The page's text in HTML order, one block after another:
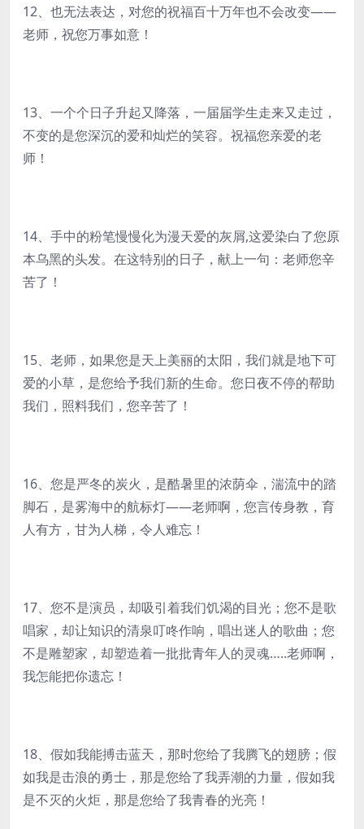
12、也无法表达，对您的祝福百十万年也不会改变――
老师，祝您万事如意！
13、一个个日子升起又降落，一届届学生走来又走过，
不变的是您深沉的爱和灿烂的笑容。祝福您亲爱的老
师！
14、手中的粉笔慢慢化为漫天爱的灰屑,这爱染白了您原
本乌黑的头发。在这特别的日子，献上一句：老师您辛
苦了！
15、老师，如果您是天上美丽的太阳，我们就是地下可
爱的小草，是您给予我们新的生命。您日夜不停的帮助
我们，照料我们，您辛苦了！
16、您是严冬的炭火，是酷暑里的浓荫伞，湍流中的踏
脚石，是雾海中的航标灯——老师啊，您言传身教，育
人有方，甘为人梯，令人难忘！
17、您不是演员，却吸引着我们饥渴的目光；您不是歌
唱家，却让知识的清泉叮咚作响，唱出迷人的歌曲；您
不是雕塑家，却塑造着一批批青年人的灵魂…..老师啊，
我怎能把你遗忘！
18、假如我能搏击蓝天，那时您给了我腾飞的翅膀；假
如我是击浪的勇士，那是您给了我弄潮的力量，假如我
是不灭的火炬，那是您给了我青春的光亮！